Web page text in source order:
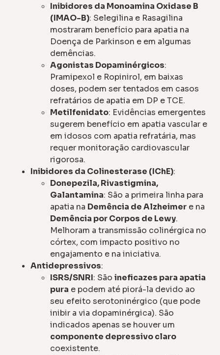
Inibidores da Monoamina Oxidase B
(IMAO-B): Selegilina e Rasagilina
mostraram benefício para apatia na
Doença de Parkinson e em algumas
demências.
Agonistas Dopaminérgicos:
Pramipexol e Ropinirol, em baixas
doses, podem ser tentados em casos
refratários de apatia em DP e TCE.
Metilfenidato: Evidências emergentes
sugerem benefício em apatia vascular e
em idosos com apatia refratária, mas
requer monitoração cardiovascular
rigorosa.
Inibidores da Colinesterase (IChE):
Donepezila, Rivastigmina,
Galantamina: São a primeira linha para
apatia na Demência de Alzheimer e na
Demência por Corpos de Lewy.
Melhoram a transmissão colinérgica no
córtex, com impacto positivo no
engajamento e na iniciativa.
Antidepressivos:
ISRS/SNRI: Sãoineficazes para apatia
pura e podem até piorá-la devido ao
seu efeito serotoninérgico (que pode
inibir a via dopaminérgica). São
indicados apenas se houver um
componente depressivo claro
coexistente.